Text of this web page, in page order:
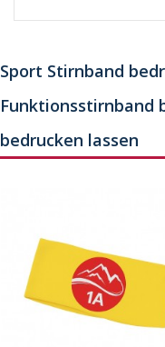
Sport Stirnband
Funktionsstirnband
bedrucken lassen